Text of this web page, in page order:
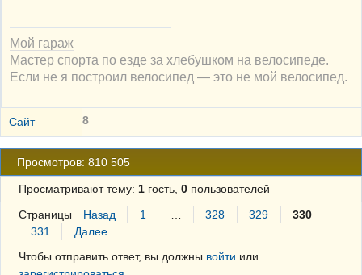
Мой гараж
Мастер спорта по езде за хлебушком на велосипеде.
Если не я построил велосипед — это не мой велосипед.
Сайт 8
Просмотров: 810 505
Просматривают тему: 1гость, 0пользователей
Страницы Назад 1 328 329
330
331
Далее
Чтобы отправить ответ, вы должны войти или